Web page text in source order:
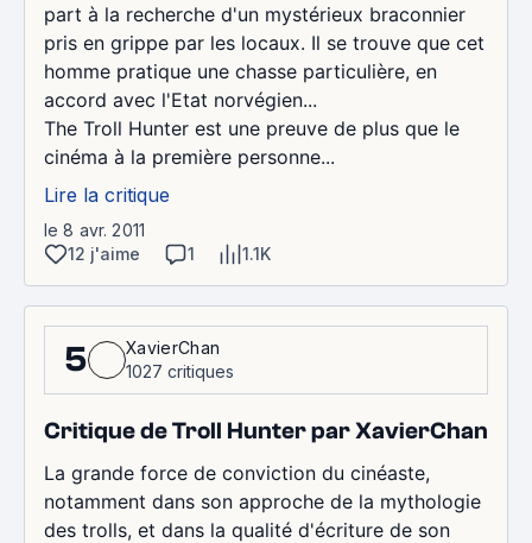
part à la recherche d'un mystérieux braconnier
pris en grippe par les locaux. Il se trouve que cet
homme pratique une chasse particulière, en
accord avec l'Etat norvégien...
The Troll Hunter est une preuve de plus que le
cinéma à la première personne...
Lire la critique
le 8 avr. 2011
12 j'aime
1 1.1K
5
XavierChan
1027 critiques
Critique de Troll Hunter par XavierChan
La grande force de conviction du cinéaste,
notamment dans son approche de la mythologie
des trolls, et dans la qualité d'écriture de son